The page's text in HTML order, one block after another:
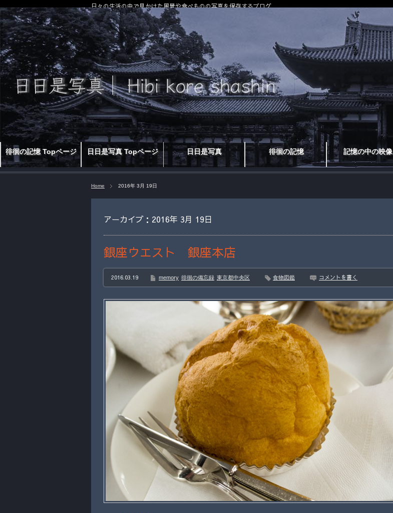
徘徊の記憶 Topページ 日日是写真 Topページ 日日是写真 徘徊の記憶 記憶の中の映像
日々の生活の中で見かけた風景や食べものの写真を保存するブログ
Home 2016年 3月 19日
アーカイブ：2016年 3月 19日
銀座ウエスト 銀座本店
2016.03.19 memory 徘徊の備忘録 東京都中央区 食物図鑑 コメントを書く